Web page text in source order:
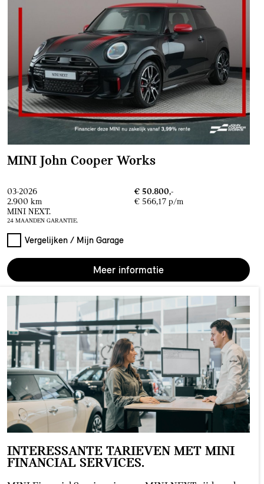
MINI John Cooper Works
03-2026
€ 50.800,-
2.900 km
€ 566,17 p/m
MINI NEXT.
24 MAANDEN GARANTIE.
Vergelijken / Mijn Garage
Meer informatie
INTERESSANTE TARIEVEN MET MINI
FINANCIAL SERVICES.